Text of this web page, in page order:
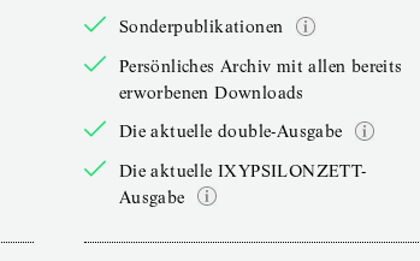
Sonderpublikationen
Persönliches Archiv mit allen bereits
erworbenen Downloads
Die aktuelle double-Ausgabe
Die aktuelle IXYPSILONZETT-
Ausgabe